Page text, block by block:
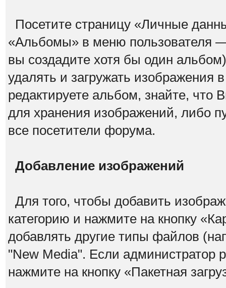
Посетите страницу «Личные
«Альбомы» в меню пользователя —
вы создадите хотя бы один
удалять и загружать изображения
редактируете альбом, знайте,
для хранения изображений, либо
все посетители форума.
Добавление изображений
Для того, чтобы добавить
категорию и нажмите на кнопку
добавлять другие типы файлов
"New Media". Если администратор
нажмите на кнопку «Пакетная